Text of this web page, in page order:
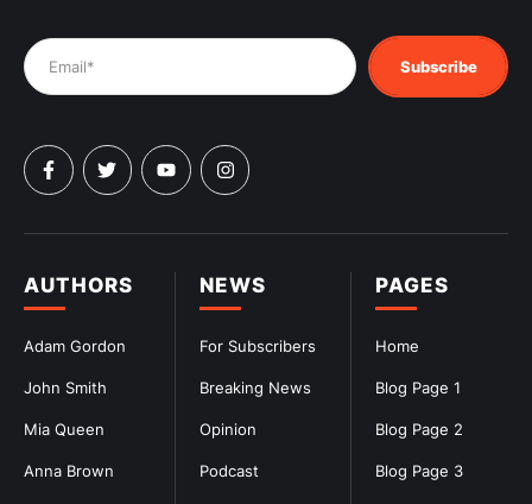
PAGES
Home
Blog Page 1
Blog Page 2
Blog Page 3
NEWS
For Subscribers
Breaking News
Opinion
Podcast
AUTHORS
Adam Gordon
John Smith
Mia Queen
Anna Brown
Subscribe